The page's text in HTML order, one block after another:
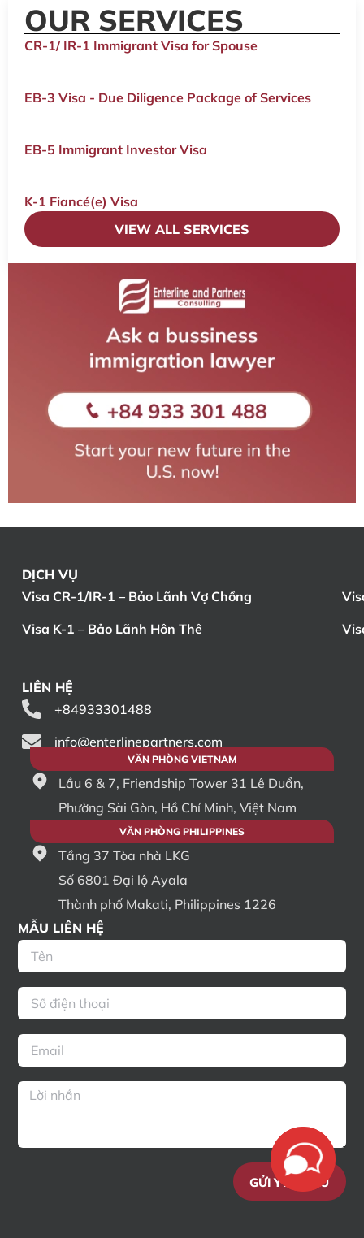
OUR SERVICES
CR-1/ IR-1 Immigrant Visa for Spouse
EB-3 Visa - Due Diligence Package of Services
EB-5 Immigrant Investor Visa
K-1 Fiancé(e) Visa
VIEW ALL SERVICES
DỊCH VỤ
Visa CR-1/IR-1 – Bảo Lãnh Vợ Chồng
Visa K-1 – Bảo Lãnh Hôn Thê
LIÊN HỆ
+84933301488
info@enterlinepartners.com
VĂN PHÒNG VIETNAM
Lầu 6 & 7, Friendship Tower 31 Lê Duẩn,
Phường Sài Gòn, Hồ Chí Minh, Việt Nam
VĂN PHÒNG PHILIPPINES
Tầng 37 Tòa nhà LKG
Số 6801 Đại lộ Ayala
Thành phố Makati, Philippines 1226
MẪU LIÊN HỆ
GỬI YÊU CẦU